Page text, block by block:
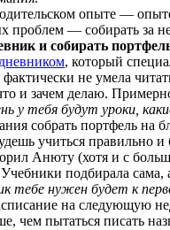
опыте —
проблем — собирать за
и собирать
дневником, который
не умела
и зачем делаю.
у тебя будут уроки,
собрать портфель
учиться правильно
Анюту (хотя и с
подбирала
тебе нужен будет к
на следующую
чем пытаться писать